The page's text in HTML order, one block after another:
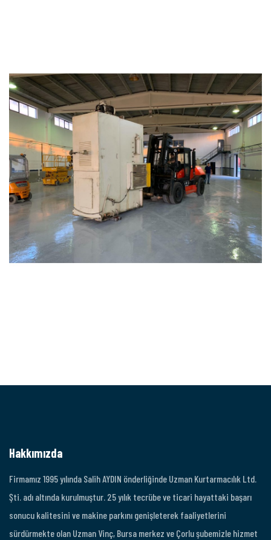
Hakkımızda
Firmamız 1995 yılında Salih AYDIN önderliğinde Uzman Kurtarmacılık Ltd.
Şti. adı altında kurulmuştur. 25 yılık tecrübe ve ticari hayattaki başarı
sonucu kalitesini ve makine parkını genişleterek faaliyetlerini
sürdürmekte olan Uzman Vinç, Bursa merkez ve Çorlu şubemizle hizmet